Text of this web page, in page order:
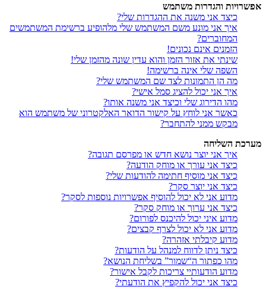
אפשרויות והגדרות משתמש
כיצד אני משנה את ההגדרות שלי?
איך אני מונע משם המשתמש שלי מלהופיע ברשימת המשתמשים
המחוברים?
הזמנים אינם נכונים!
שינתי את אזור הזמן והוא עדין שונה מהזמן שלי!
השפה שלי אינה ברשימה!
מה הן התמונות לצד שם המשתמש שלי?
איך אני יכול להציג סמל אישי?
מהו הדירוג שלי וכיצד אני משנה אותו?
כאשר אני לוחץ על קישור הדואר האלקטרוני של משתמש הוא
מבקש ממני להתחבר?
מערכת השליחה
איך אני יוצר נושא חדש או מפרסם תגובה?
כיצד אני עורך או מוחק הודעה?
כיצד אני מוסיף חתימה להודעות שלי?
כיצד אני יוצר סקר?
מדוע אני לא יכול להוסיף אפשרויות נוספות לסקר?
כיצד אני ערוך או מוחק סקר?
מדוע איני יכול להיכנס לפורום?
מדוע אני לא יכול לצרף קבצים?
מדוע קיבלתי אזהרה?
כיצד ניתן לדווח למנהל על הודעות?
מהו כפתור ה“שמור” בשליחת הנושא?
מדוע הודעותיי צריכות לקבל אישור?
כיצד אני יכול להקפיץ את הודעתי?